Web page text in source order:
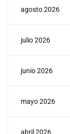
agosto 2026
julio 2026
junio 2026
mayo 2026
abril 2026